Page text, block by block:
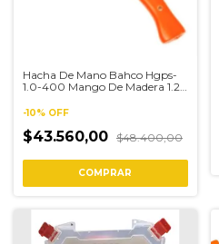
Hacha De Mano Bahco Hgps-
1.0-400 Mango De Madera 1.23
-10% OFF
$43.560,00 $48.400,00